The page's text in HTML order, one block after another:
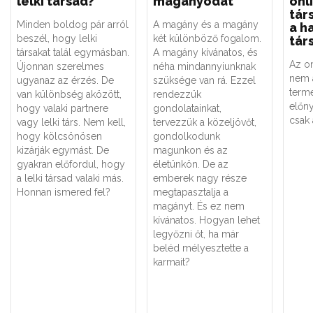
Minden boldog pár arról
beszél, hogy lelki
társakat talál egymásban.
Újonnan szerelmes
ugyanaz az érzés. De
van különbség aközött,
hogy valaki partnere
vagy lelki társ. Nem kell,
hogy kölcsönösen
kizárják egymást. De
gyakran előfordul, hogy
a lelki társad valaki más.
Honnan ismered fel?
A magány és a magány
két különböző fogalom.
A magány kívánatos, és
néha mindannyiunknak
szüksége van rá. Ezzel
rendezzük
gondolatainkat,
tervezzük a közeljövőt,
gondolkodunk
magunkon és az
életünkön. De az
emberek nagy része
megtapasztalja a
magányt. És ez nem
kívánatos. Hogyan lehet
legyőzni őt, ha már
beléd mélyesztette a
karmait?
a
Az
nem
csak